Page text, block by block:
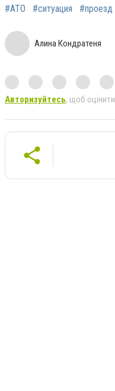
#АТО #ситуация #проезд
Алина Кондратеня
Авторизуйтесь, щоб оцінити